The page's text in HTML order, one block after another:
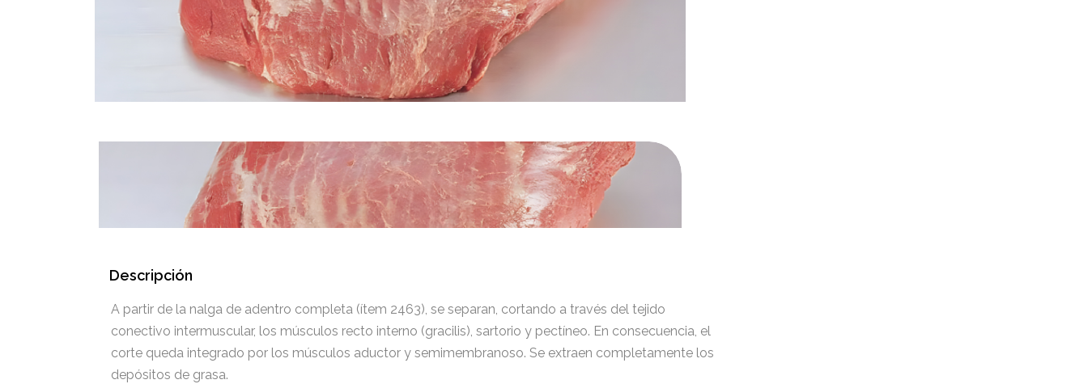
Descripción
A partir de la nalga de adentro completa (ítem 2463), se separan, cortando a través del tejido
conectivo intermuscular, los músculos recto interno (gracilis), sartorio y pectíneo. En consecuencia, el
corte queda integrado por los músculos aductor y semimembranoso. Se extraen completamente los
depósitos de grasa.